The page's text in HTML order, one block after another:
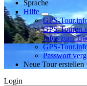
Sprache
Hilfe
GPS-
GPS-Touren
Infos zum
GPS-
Passwort
Neue Tour erstellen
Login